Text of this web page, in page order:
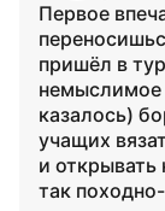
Первое
пришёл в
немыслимое
казалось)
учащих
и открывать
так